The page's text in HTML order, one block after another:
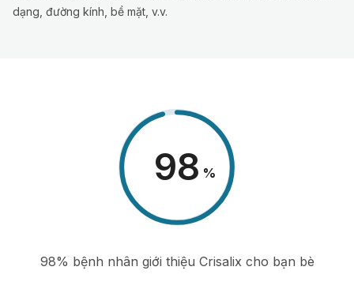
dạng, đường kính, bề mặt, v.v.
98 %
98% bệnh nhân giới thiệu Crisalix cho bạn bè